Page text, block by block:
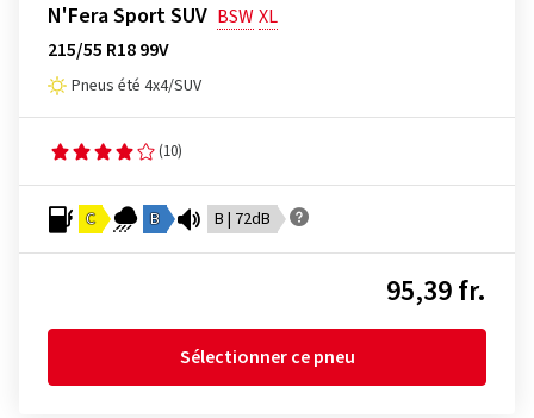
N'Fera Sport SUV BSWXL
215/55 R18 99V
Pneus été 4x4/SUV
(10)
C B B | 72dB
95,39 fr.
Sélectionner ce pneu